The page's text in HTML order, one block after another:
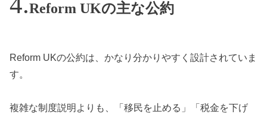
Reform UKの主な公約
Reform UKの公約は、かなり分かりやすく設計されていま
す。
複雑な制度説明よりも、「移民を止める」「税金を下げ